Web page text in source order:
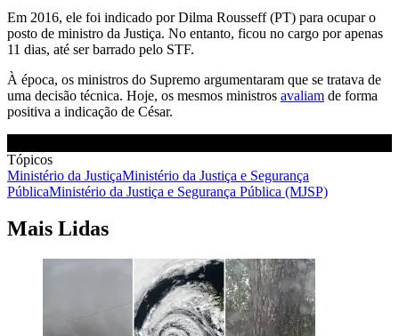
Em 2016, ele foi indicado por Dilma Rousseff (PT) para ocupar o
posto de ministro da Justiça. No entanto, ficou no cargo por apenas
11 dias, até ser barrado pelo STF.
À época, os ministros do Supremo argumentaram que se tratava de
uma decisão técnica. Hoje, os mesmos ministros avaliam de forma
positiva a indicação de César.
Tópicos
Ministério da JustiçaMinistério da Justiça e Segurança
PúblicaMinistério da Justiça e Segurança Pública (MJSP)
Mais Lidas